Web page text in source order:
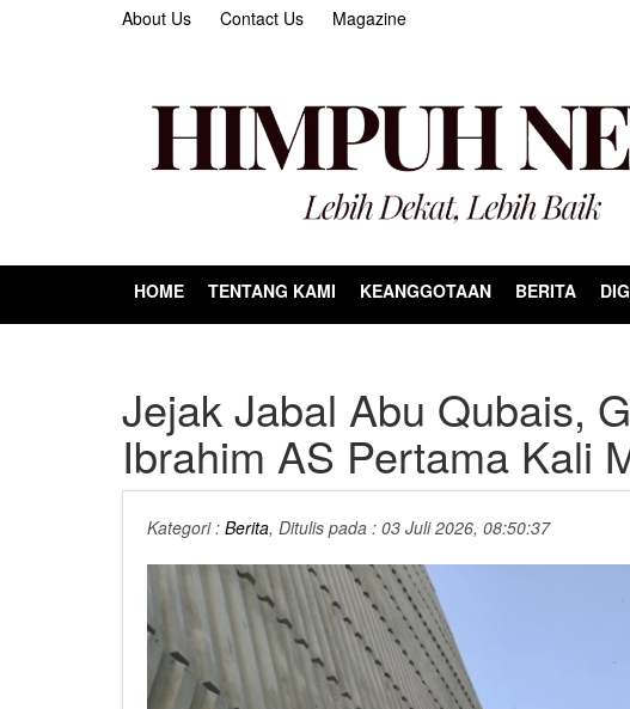
About Us Contact Us Magazine
HOME TENTANG KAMI KEANGGOTAAN BERITA
Jejak Jabal Abu Qubais,
Ibrahim AS Pertama Kali
Kategori : Berita, Ditulis pada : 03 Juli 2026, 08:50:37